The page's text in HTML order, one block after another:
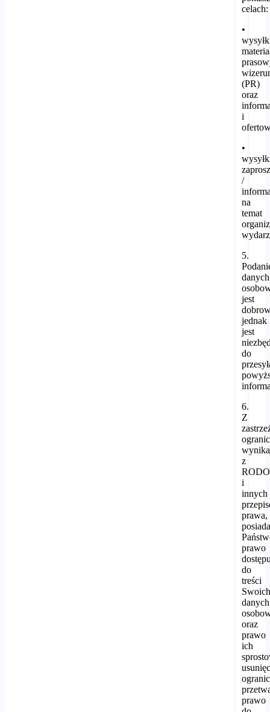
celach:
•
(PR)
oraz
i
•
/
na
temat
5.
danych
jest
jednak
jest
do
6.
Z
z
RODO
i
innych
prawa,
prawo
do
treści
danych
oraz
prawo
ich
prawo